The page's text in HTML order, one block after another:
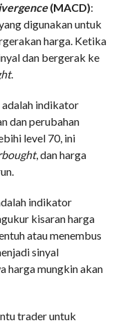
(MACD):
digunakan untuk
harga. Ketika
dan bergerak ke
.
adalah indikator
dan perubahan
level 70, ini
, dan harga
indikator
kisaran harga
atau menembus
sinyal
harga mungkin akan
trader untuk